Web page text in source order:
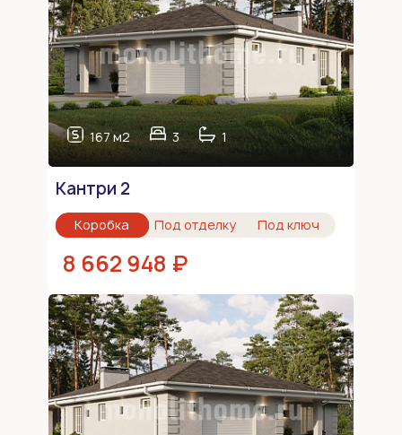
167 м2 3 1
Кантри 2
Коробка Под отделку Под ключ
8 662 948 ₽